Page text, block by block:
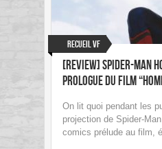
Recueil VF
[Review] Spider-Man
Prologue du film
On lit quoi pendant les
projection de Spider-
comics prélude au film,